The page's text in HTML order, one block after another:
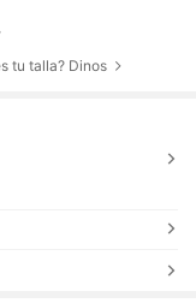
tu talla? Dinos